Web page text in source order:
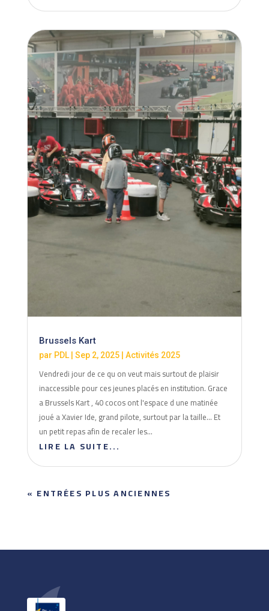
Brussels Kart
par PDL| Sep 2, 2025| Activités 2025
Vendredi jour de ce qu on veut mais surtout de plaisir
inaccessible pour ces jeunes placés en institution. Grace
a Brussels Kart , 40 cocos ont l'espace d une matinée
joué a Xavier Ide, grand pilote, surtout par la taille... Et
un petit repas afin de recaler les...
LIRE LA SUITE...
« ENTRÉES PLUS ANCIENNES